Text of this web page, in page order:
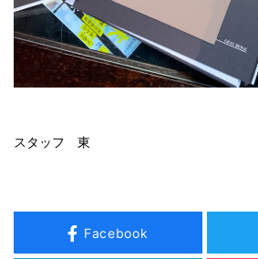
スタッフ 東
Facebook